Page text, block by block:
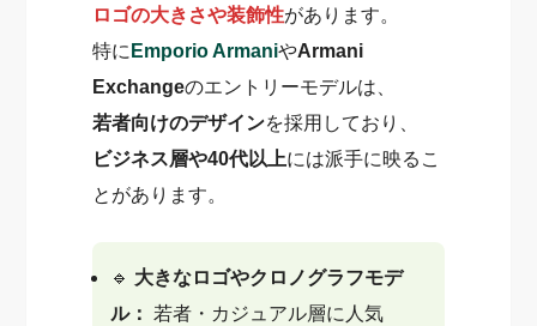
ロゴの大きさや装飾性があります。
特に Emporio ArmaniやArmani
Exchangeのエントリーモデルは、
若者向けのデザインを採用しており、
ビジネス層や40代以上には派手に映るこ
とがあります。
🔹 大きなロゴやクロノグラフモデ
ル：
若者・カジュアル層に人気